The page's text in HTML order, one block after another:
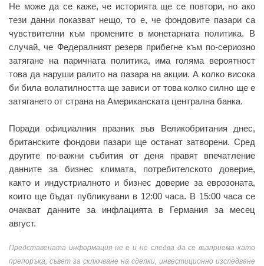
Не може да се каже, че историята ще се повтори, но ако
тези данни показват нещо, то е, че фондовите пазари са
чувствителни към промените в монетарната политика. В
случай, че Федералният резерв прибегне към по-сериозно
затягане на паричната политика, има голяма вероятност
това да наруши ралито на пазара на акции. А колко висока
би била волатилността ще зависи от това колко силно ще е
затягането от страна на Американската централна банка.
Поради официалния празник във Великобритания днес,
британските фондови пазари ще останат затворени. Сред
другите по-важни събития от деня правят впечатление
данните за бизнес климата, потребителското доверие,
както и индустриалното и бизнес доверие за еврозоната,
които ще бъдат публикувани в 12:00 часа. В 15:00 часа се
очакват данните за инфлацията в Германия за месец
август.
Представената информация не е и не следва да се възприема като
препоръка, съвет за сключване на сделки, инвестиционно изследване